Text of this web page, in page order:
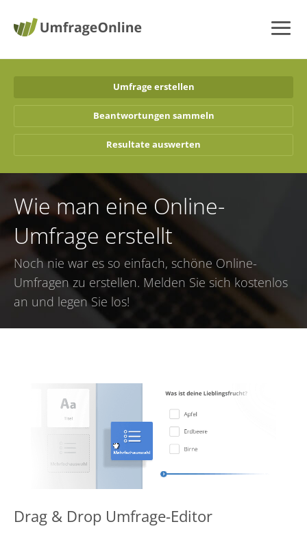
Umfrage erstellen
Beantwortungen sammeln
Resultate auswerten
Wie man eine Online-
Umfrage erstellt
Noch nie war es so einfach, schöne Online-
Umfragen zu erstellen. Melden Sie sich kostenlos
an und legen Sie los!
Drag & Drop Umfrage-Editor